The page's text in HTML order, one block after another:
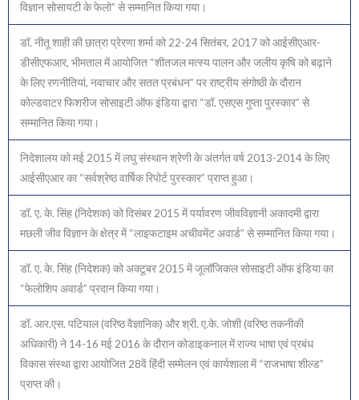
विज्ञान सोसायटी के फेलो” से सम्मानित किया गया।
डॉ. नीतू शाही की छात्रा प्रेरणा शर्मा को 22-24 सितंबर, 2017 को आईसीएआर-
डीसीएफआर, भीमताल में आयोजित “शीतजल मत्स्य पालन और जलीय कृषि को बढ़ाने
के लिए रणनीतियां, नवाचार और सतत प्रबंधन” पर राष्ट्रीय संगोष्ठी के दौरान
कोल्डवाटर फिशरीज सोसाइटी ऑफ इंडिया द्वारा “डॉ. एसएस गुप्ता पुरस्कार” से
सम्मानित किया गया।
निदेशालय को मई 2015 में लघु संस्थान श्रेणी के अंतर्गत वर्ष 2013-2014 के लिए
आईसीएआर का “सर्वश्रेष्ठ वार्षिक रिपोर्ट पुरस्कार” प्राप्त हुआ।
डॉ. ए. के. सिंह (निदेशक) को दिसंबर 2015 में पर्यावरण जीवविज्ञानी अकादमी द्वारा
मछली जीव विज्ञान के क्षेत्र में “लाइफटाइम अचीवमेंट अवार्ड” से सम्मानित किया गया।
डॉ. ए. के. सिंह (निदेशक) को अक्टूबर 2015 में जूलॉजिकल सोसाइटी ऑफ इंडिया का
“फेलोशिप अवार्ड” प्रदान किया गया।
डॉ. आर.एस. पटियाल (वरिष्ठ वैज्ञानिक) और श्री. ए.के. जोशी (वरिष्ठ तकनीकी
अधिकारी) ने 14-16 मई 2016 के दौरान कोडाइकनाल में राज्य भाषा एवं प्रबंध
विकास संस्था द्वारा आयोजित 28वें हिंदी सम्मेलन एवं कार्यशाला में “राजभाषा शील्ड”
प्राप्त की।